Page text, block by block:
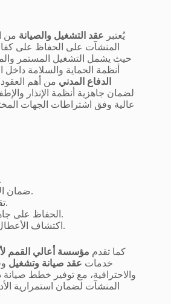
يُعتبر عقد التشغيل والصيانة من
المنشآت على الحفاظ على
حيث يشمل التشغيل المستمر
أنظمة الحماية والسلامة داخل
الدفاع المدني من أهم
لضمان جاهزية أنظمة الإنذار
عالية وفق اشتراطات الجهات
رفع كفاءة التشغيل.
ضمان الالتزام بالاشتراطات.
تقليل تكاليف الإصلاح.
الحفاظ على جاهزية أنظمة السلامة.
اكتشاف الأعطال مبكرًا قبل تفاقمها.
كما تقدم مؤسسة أعالي القمم
خدمات عقد صيانة وتشغيل
والاحترافية، مع توفير خطط
المنشآت لضمان استمرارية